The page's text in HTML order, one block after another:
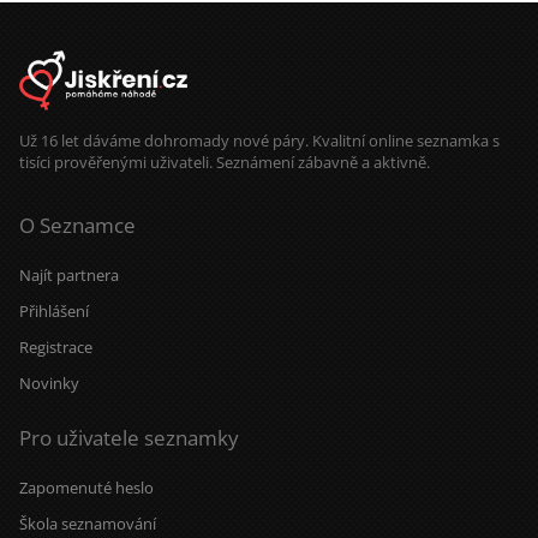
Už 16 let dáváme dohromady nové páry. Kvalitní online seznamka s
tisíci prověřenými uživateli. Seznámení zábavně a aktivně.
O Seznamce
Najít partnera
Přihlášení
Registrace
Novinky
Pro uživatele seznamky
Zapomenuté heslo
Škola seznamování